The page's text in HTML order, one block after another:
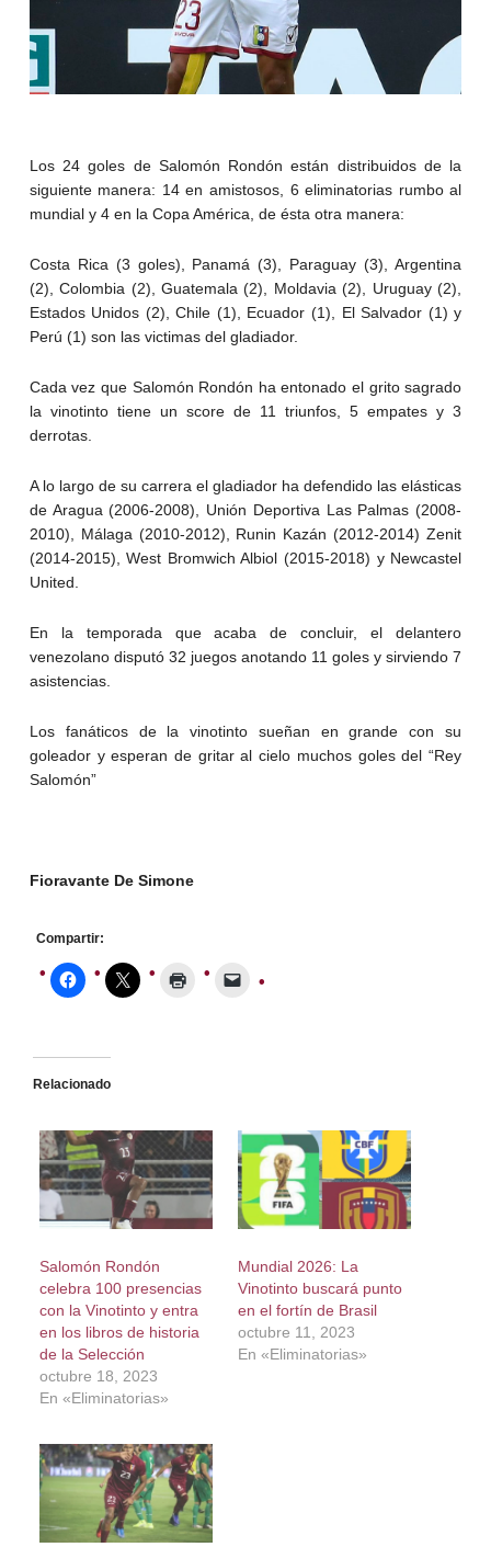
Los 24 goles de Salomón Rondón están distribuidos de la
siguiente manera: 14 en amistosos, 6 eliminatorias rumbo al
mundial y 4 en la Copa América, de ésta otra manera:
Costa Rica (3 goles), Panamá (3), Paraguay (3), Argentina
(2), Colombia (2), Guatemala (2), Moldavia (2), Uruguay (2),
Estados Unidos (2), Chile (1), Ecuador (1), El Salvador (1) y
Perú (1) son las victimas del gladiador.
Cada vez que Salomón Rondón ha entonado el grito sagrado
la vinotinto tiene un score de 11 triunfos, 5 empates y 3
derrotas.
A lo largo de su carrera el gladiador ha defendido las elásticas
de Aragua (2006-2008), Unión Deportiva Las Palmas (2008-
2010), Málaga (2010-2012), Runin Kazán (2012-2014) Zenit
(2014-2015), West Bromwich Albiol (2015-2018) y Newcastel
United.
En la temporada que acaba de concluir, el delantero
venezolano disputó 32 juegos anotando 11 goles y sirviendo 7
asistencias.
Los fanáticos de la vinotinto sueñan en grande con su
goleador y esperan de gritar al cielo muchos goles del “Rey
Salomón”
Fioravante De Simone
Compartir:
Relacionado
Salomón Rondón
celebra 100 presencias
con la Vinotinto y entra
en los libros de historia
de la Selección
octubre 18, 2023
En «Eliminatorias»
Mundial 2026: La
Vinotinto buscará punto
en el fortín de Brasil
octubre 11, 2023
En «Eliminatorias»